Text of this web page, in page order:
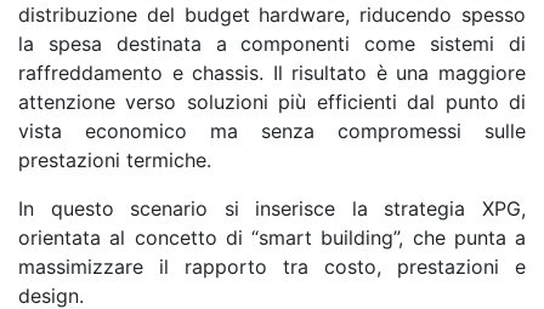
distribuzione del budget hardware, riducendo spesso
la spesa destinata a componenti come sistemi di
raffreddamento e chassis. Il risultato è una maggiore
attenzione verso soluzioni più efficienti dal punto di
vista economico ma senza compromessi sulle
prestazioni termiche.
In questo scenario si inserisce la strategia XPG,
orientata al concetto di “smart building”, che punta a
massimizzare il rapporto tra costo, prestazioni e
design.